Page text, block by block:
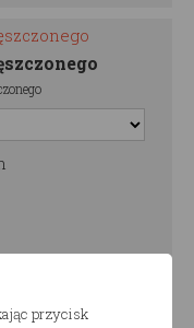
przycisk